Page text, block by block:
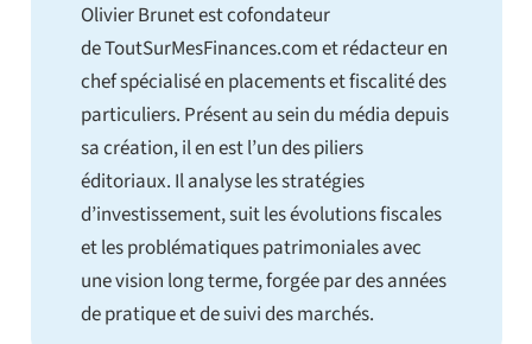
Olivier Brunet est cofondateur
de ToutSurMesFinances.com et rédacteur en
chef spécialisé en placements et fiscalité des
particuliers. Présent au sein du média depuis
sa création, il en est l’un des piliers
éditoriaux. Il analyse les stratégies
d’investissement, suit les évolutions fiscales
et les problématiques patrimoniales avec
une vision long terme, forgée par des années
de pratique et de suivi des marchés.